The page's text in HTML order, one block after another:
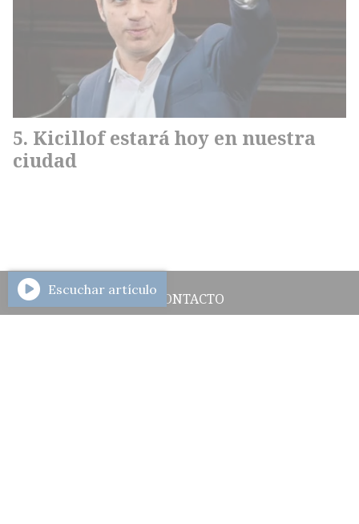
Kicillof estará hoy en nuestra
ciudad
CONTACTO
Escuchar artículo